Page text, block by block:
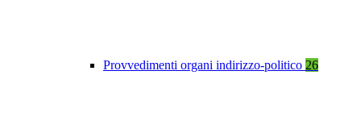
Provvedimenti organi indirizzo-politico 26